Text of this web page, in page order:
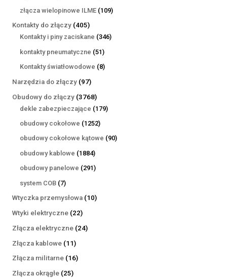
produktów
złącza wielopinowe ILME 109109
Kontakty do złączy 405405
produktów
Kontakty i piny zaciskane 346346
kontakty pneumatyczne 5151
produktów
Kontakty światłowodowe 88
Narzędzia do złączy 9797
produktów
Obudowy do złączy 37683768
produktów
dekle zabezpieczające 179179
obudowy cokołowe 12521252
produkty
obudowy cokołowe kątowe 9090
obudowy kablowe 18841884
produkty
obudowy panelowe 291291
system COB 77
produktów
Wtyczka przemysłowa 1010
Wtyki elektryczne 2222
produkty
Złącza elektryczne 2424
Złącza kablowe 1111
produktów
Złącza militarne 1616
Złącza okrągłe 2525